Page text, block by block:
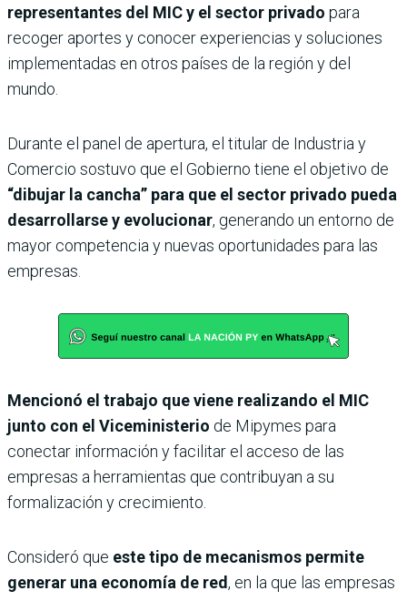
representantes del MIC y el sector privado para
recoger aportes y conocer experiencias y soluciones
implementadas en otros países de la región y del
mundo.
Durante el panel de apertura, el titular de Industria y
Comercio sostuvo que el Gobierno tiene el objetivo de
“dibujar la cancha” para que el sector privado pueda
desarrollarse y evolucionar, generando un entorno de
mayor competencia y nuevas oportunidades para las
empresas.
Mencionó el trabajo que viene realizando el MIC
junto con el Viceministerio de Mipymes para
conectar información y facilitar el acceso de las
empresas a herramientas que contribuyan a su
formalización y crecimiento.
Consideró que este tipo de mecanismos permite
generar una economía de red, en la que las empresas